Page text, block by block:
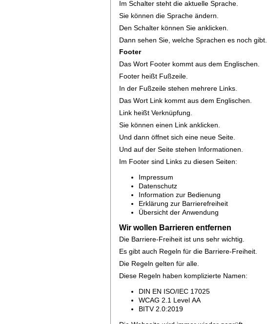
Im Schalter steht die aktuelle Sprache.
Sie können die Sprache ändern.
Den Schalter können Sie anklicken.
Dann sehen Sie, welche Sprachen es noch gibt.
Footer
Das Wort Footer kommt aus dem Englischen.
Footer heißt Fußzeile.
In der Fußzeile stehen mehrere Links.
Das Wort Link kommt aus dem Englischen.
Link heißt Verknüpfung.
Sie können einen Link anklicken.
Und dann öffnet sich eine neue Seite.
Und auf der Seite stehen Informationen.
Im Footer sind Links zu diesen Seiten:
Impressum
Datenschutz
Information zur Bedienung
Erklärung zur Barrierefreiheit
Übersicht der Anwendung
Wir wollen Barrieren entfernen
Die Barriere-Freiheit ist uns sehr wichtig.
Es gibt auch Regeln für die Barriere-Freiheit.
Die Regeln gelten für alle.
Diese Regeln haben komplizierte Namen:
DIN EN ISO/IEC 17025
WCAG 2.1 Level AA
BITV 2.0:2019